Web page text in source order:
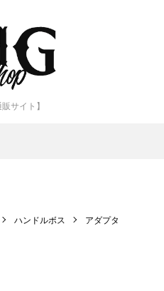
サイト】
ハンドルボス アダプタ